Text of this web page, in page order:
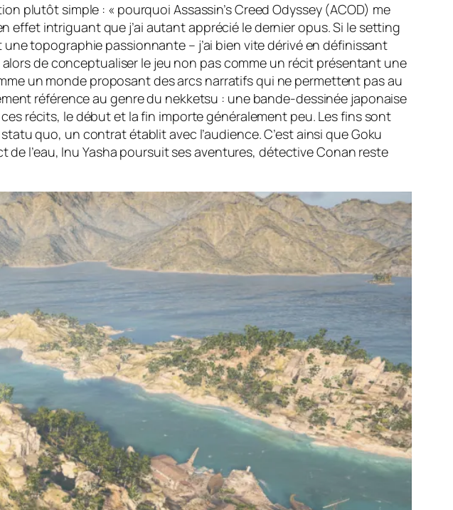
plutôt simple : « pourquoi Assassin’s Creed Odyssey (ACOD) me
effet intriguant que j’ai autant apprécié le dernier opus. Si le setting
topographie passionnante – j’ai bien vite dérivé en définissant
de conceptualiser le jeu non pas comme un récit présentant une
un monde proposant des arcs narratifs qui ne permettent pas au
référence au genre du nekketsu : une bande-dessinée japonaise
récits, le début et la fin importe généralement peu. Les fins sont
statu quo, un contrat établit avec l’audience. C’est ainsi que Goku
l’eau, Inu Yasha poursuit ses aventures, détective Conan reste